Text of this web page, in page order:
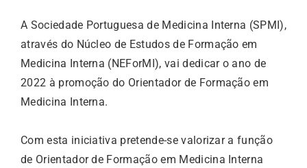
A Sociedade Portuguesa de Medicina Interna (SPMI),
através do Núcleo de Estudos de Formação em
Medicina Interna (NEForMI), vai dedicar o ano de
2022 à promoção do Orientador de Formação em
Medicina Interna.
Com esta iniciativa pretende-se valorizar a função
de Orientador de Formação em Medicina Interna